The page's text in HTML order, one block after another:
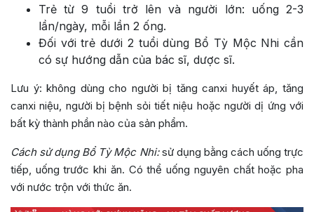
Trẻ từ 9 tuổi trở lên và người lớn: uống 2-3
lần/ngày, mỗi lần 2 ống.
Đối với trẻ dưới 2 tuổi dùng Bổ Tỳ Mộc Nhi cần
có sự hướng dẫn của bác sĩ, dược sĩ.
Lưu ý: không dùng cho người bị tăng canxi huyết áp, tăng
canxi niệu, người bị bệnh sỏi tiết niệu hoặc người dị ứng với
bất kỳ thành phần nào của sản phẩm.
Cách sử dụng Bổ Tỳ Mộc Nhi:sử dụng bằng cách uống trực
tiếp, uống trước khi ăn. Có thể uống nguyên chất hoặc pha
với nước trộn với thức ăn.